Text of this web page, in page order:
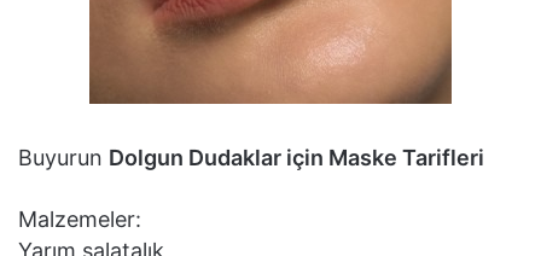
Buyurun Dolgun Dudaklar için Maske Tarifleri
Malzemeler:
Yarım salatalık